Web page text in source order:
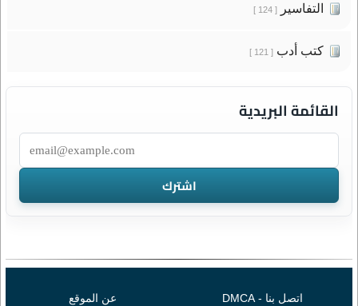
التفاسير[ 124 ]
كتب أدب[ 121 ]
القائمة البريدية
اتصل بنا - DMCA عن الموقع